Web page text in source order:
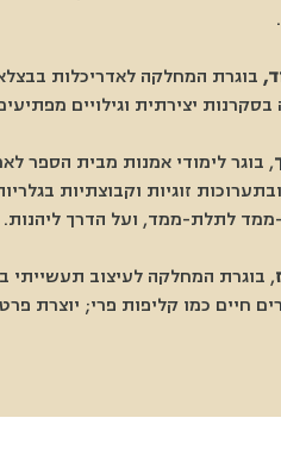
בוגרת המחלקה לאדריכלות
בסקרנות יצירתית וגילויים
, בוגר לימודי אמנות מבית הספר
ובתערוכות זוגיות וקבוצתיות
ממד לתלת-ממד, ועל הדרך ליהנות.
חיים כמו קליפות פרי; יוצרת